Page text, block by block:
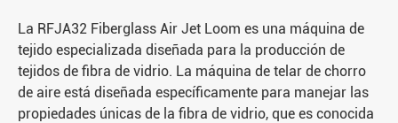
La RFJA32 Fiberglass Air Jet Loom es una máquina de
tejido especializada diseñada para la producción de
tejidos de fibra de vidrio. La máquina de telar de chorro
de aire está diseñada específicamente para manejar las
propiedades únicas de la fibra de vidrio, que es conocida